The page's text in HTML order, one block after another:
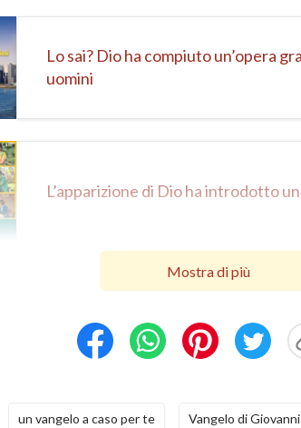
Lo sai? Dio ha compiuto un’opera
uomini
L’apparizione di Dio ha introdotto
Mostra di più
un vangelo a caso per te Vangelo di Giovanni